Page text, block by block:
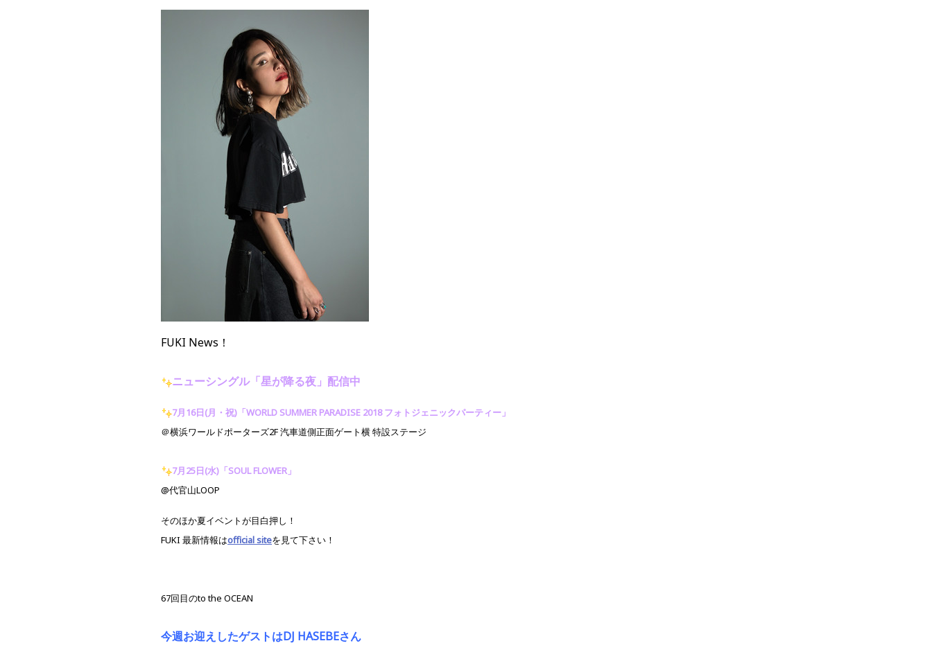
FUKI News！
ニューシングル「星が降る夜」配信中
7月16日(月・祝)「WORLD SUMMER PARADISE 2018 フォトジェニックパーティー」
＠横浜ワールドポーターズ2F 汽車道側正面ゲート横 特設ステージ
7月25日(水)「SOUL FLOWER」
@代官山LOOP
そのほか夏イベントが目白押し！
FUKI 最新情報はofficial siteを見て下さい！
67回目のto the OCEAN
今週お迎えしたゲストはDJ HASEBEさん